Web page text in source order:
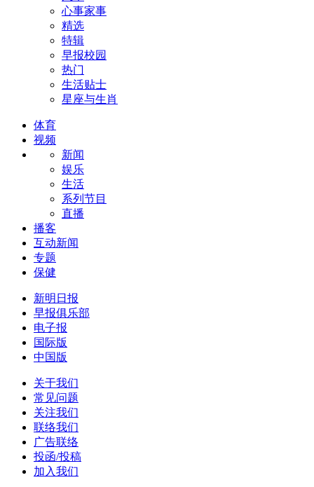
心事家事
精选
特辑
早报校园
热门
生活贴士
星座与生肖
体育
视频
新闻
娱乐
生活
系列节目
直播
播客
互动新闻
专题
保健
新明日报
早报俱乐部
电子报
国际版
中国版
关于我们
常见问题
关注我们
联络我们
广告联络
投函/投稿
加入我们